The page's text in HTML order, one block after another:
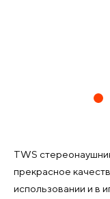
TWS
прекрасное
использовании и в